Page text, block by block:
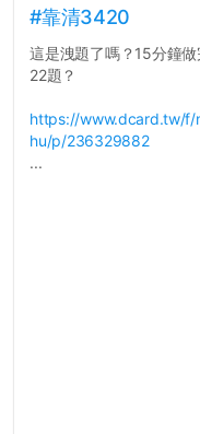
舍房間，都歡迎留言讓我知
道...
#靠清3420
這是洩題了嗎？15分鐘做
22題？
https://www.dcard.tw/f/
hu/p/236329882
...